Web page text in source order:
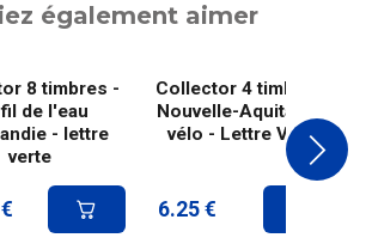
également aimer
8 timbres -
de l'eau
- lettre
verte
€
Collector 4 timbres -
Nouvelle-Aquitaine à
vélo - Lettre Verte
6.25 €